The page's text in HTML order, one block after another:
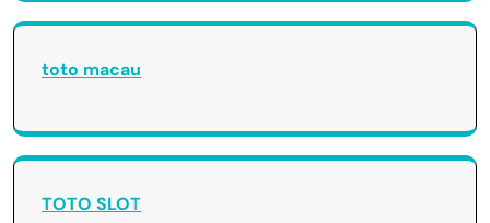
toto macau
TOTO SLOT